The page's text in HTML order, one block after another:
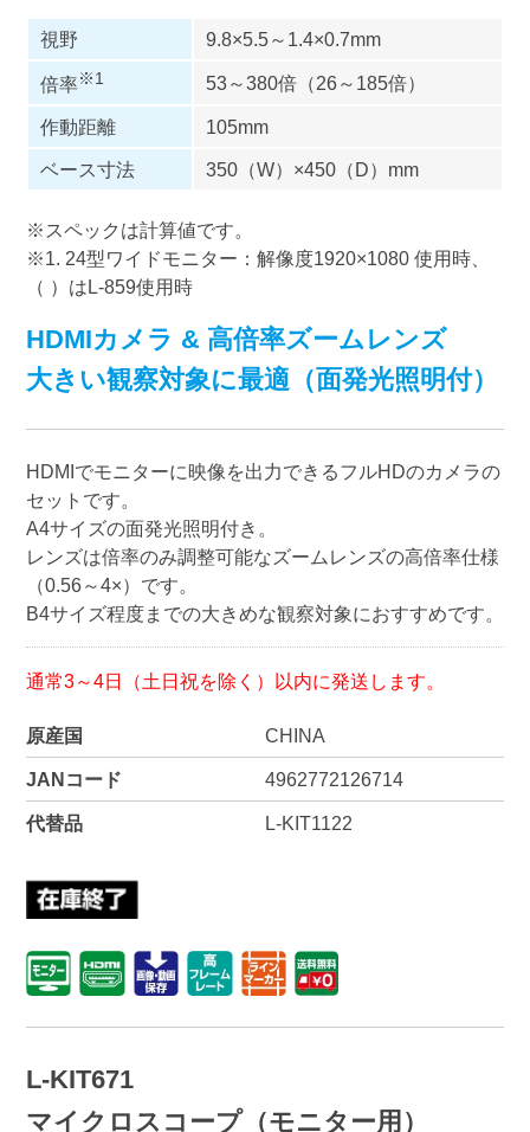
視野 9.8×5.5～1.4×0.7mm
倍率※1 53～380倍（26～185倍）
作動距離
105mm
ベース寸法
350（W）×450（D）mm
※スペックは計算値です。
※1. 24型ワイドモニター：解像度1920×1080 使用時、
（ ）はL-859使用時
HDMIカメラ & 高倍率ズームレンズ
大きい観察対象に最適（面発光照明付）
HDMIでモニターに映像を出力できるフルHDのカメラの
セットです。
A4サイズの面発光照明付き。
レンズは倍率のみ調整可能なズームレンズの高倍率仕様
（0.56～4×）です。
B4サイズ程度までの大きめな観察対象におすすめです。
通常3～4日（土日祝を除く）以内に発送します。
原産国 CHINA
JANコード 4962772126714
代替品 L-KIT1122
L-KIT671
マイクロスコープ（モニター用）